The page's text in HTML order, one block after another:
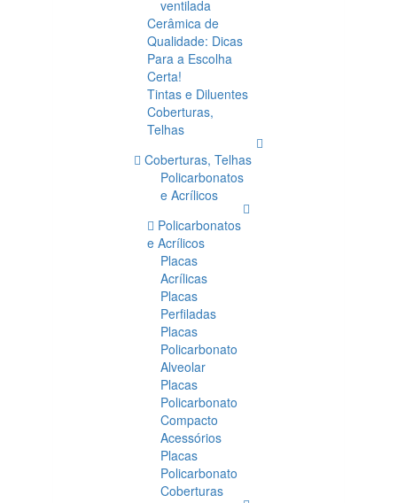
ventilada
Cerâmica de
Qualidade: Dicas
Para a Escolha
Certa!
Tintas e Diluentes
Coberturas,
Telhas
Coberturas, Telhas
Policarbonatos
e Acrílicos
Policarbonatos
e Acrílicos
Placas
Acrílicas
Placas
Perfiladas
Placas
Policarbonato
Alveolar
Placas
Policarbonato
Compacto
Acessórios
Placas
Policarbonato
Coberturas